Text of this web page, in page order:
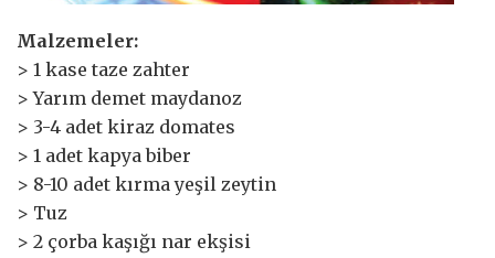
Malzemeler:
> 1 kase taze zahter
> Yarım demet maydanoz
> 3-4 adet kiraz domates
> 1 adet kapya biber
> 8-10 adet kırma yeşil zeytin
> Tuz
> 2 çorba kaşığı nar ekşisi